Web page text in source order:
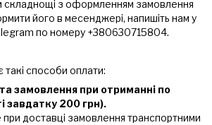
складнощі з оформленням замовлення
його в месенджері, напишіть нам у
по номеру +380630715804.
такі способи оплати:
замовлення при отриманні по
завдатку 200 грн).
доставці замовлення транспортними